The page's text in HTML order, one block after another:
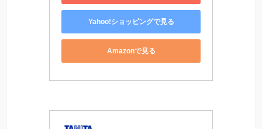
Yahoo!ショッピングで見る
Amazonで見る